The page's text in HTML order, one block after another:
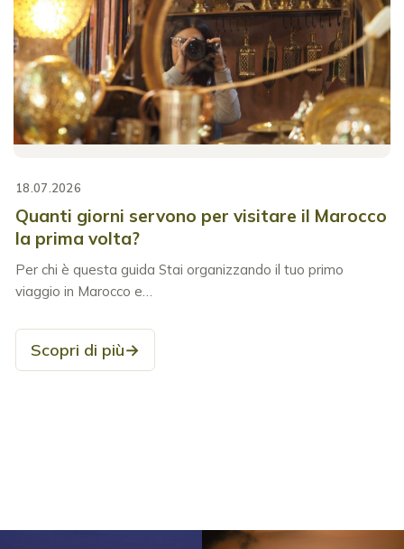
18.07.2026
Quanti giorni servono per visitare il Marocco
la prima volta?
Per chi è questa guida Stai organizzando il tuo primo
viaggio in Marocco e…
Scopri di più→